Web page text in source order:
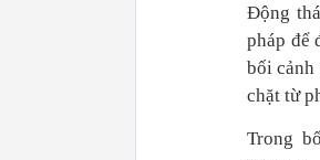
Động
pháp để
bối cảnh
chặt từ
Trong